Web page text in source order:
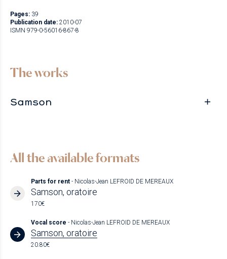
Pages: 39
Publication date: 2010-07
ISMN 979-0-56016-867-8
The works
Samson
All the available formats
Parts for rent - Nicolas-Jean LEFROID DE MEREAUX
Samson, oratoire
170€
Vocal score - Nicolas-Jean LEFROID DE MEREAUX
Samson, oratoire
20.80€